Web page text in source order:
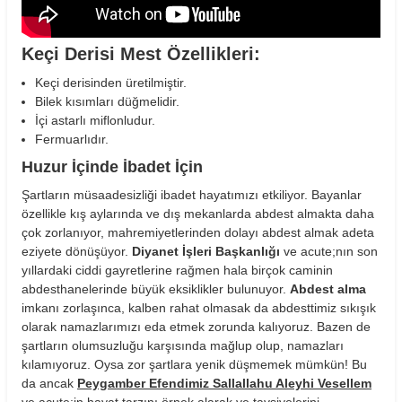
Keçi Derisi Mest Özellikleri:
Keçi derisinden üretilmiştir.
Bilek kısımları düğmelidir.
İçi astarlı miflonludur.
Fermuarlıdır.
Huzur İçinde İbadet İçin
Şartların müsaadesizliği ibadet hayatımızı etkiliyor. Bayanlar
özellikle kış aylarında ve dış mekanlarda abdest almakta daha
çok zorlanıyor, mahremiyetlerinden dolayı abdest almak adeta
eziyete dönüşüyor. Diyanet İşleri Başkanlığı ve acute;nın son
yıllardaki ciddi gayretlerine rağmen hala birçok caminin
abdesthanelerinde büyük eksiklikler bulunuyor. Abdest alma
imkanı zorlaşınca, kalben rahat olmasak da abdesttimiz sıkışık
olarak namazlarımızı eda etmek zorunda kalıyoruz. Bazen de
şartların olumsuzluğu karşısında mağlup olup, namazları
kılamıyoruz. Oysa zor şartlara yenik düşmemek mümkün! Bu
da ancak Peygamber Efendimiz Sallallahu Aleyhi Vesellem